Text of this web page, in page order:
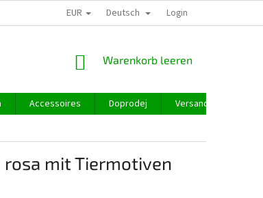
EUR Deutsch Login
WARENKORB
Warenkorb leeren
Accessoires Doprodej
Versand und Zahlung
rosa mit Tiermotiven